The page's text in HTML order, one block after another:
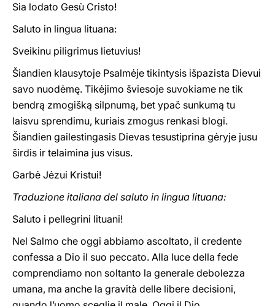
Sia lodato Gesù Cristo!
Saluto in lingua lituana:
Sveikinu piligrimus lietuvius!
Šiandien klausytoje Psalmėje tikintysis išpazista Dievui
savo nuodėmę. Tikėjimo šviesoje suvokiame ne tik
bendrą zmogišką silpnumą, bet ypač sunkumą tu
laisvu sprendimu, kuriais zmogus renkasi blogi.
Šiandien gailestingasis Dievas tesustiprina gėryje jusu
širdis ir telaimina jus visus.
Garbė Jėzui Kristui!
Traduzione italiana del saluto in lingua lituana:
Saluto i pellegrini lituani!
Nel Salmo che oggi abbiamo ascoltato, il credente
confessa a Dio il suo peccato. Alla luce della fede
comprendiamo non soltanto la generale debolezza
umana, ma anche la gravità delle libere decisioni,